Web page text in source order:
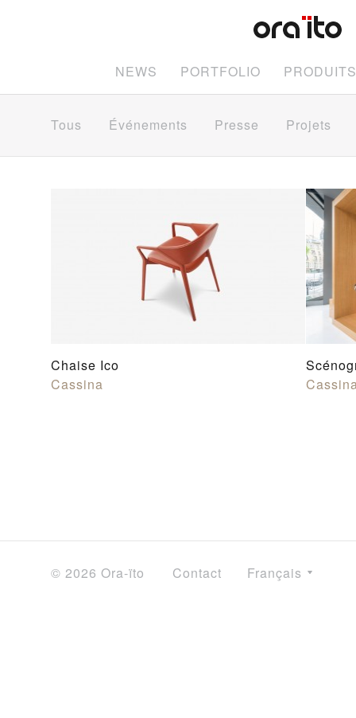
NEWS PORTFOLIO PRODUITS
Tous Événements Presse Projets
Chaise Ico
Cassina
© 2026 Ora-ïto Contact Français